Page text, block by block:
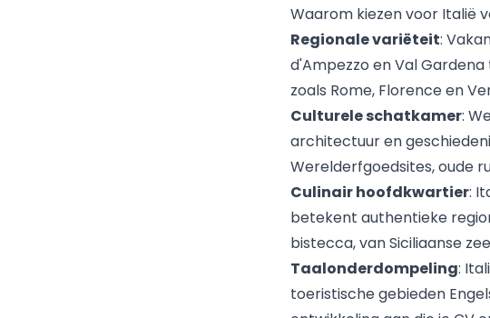
Waarom kiezen voor Italië
Regionale variëteit:
d'Ampezzo en Val
zoals Rome, Florence en
Culturele schatkamer:
architectuur en
Werelderfgoedsites, oude
Culinair hoofdkwartier:
betekent authentieke
bistecca, van Siciliaanse
Taalonderdompeling:
toeristische gebieden